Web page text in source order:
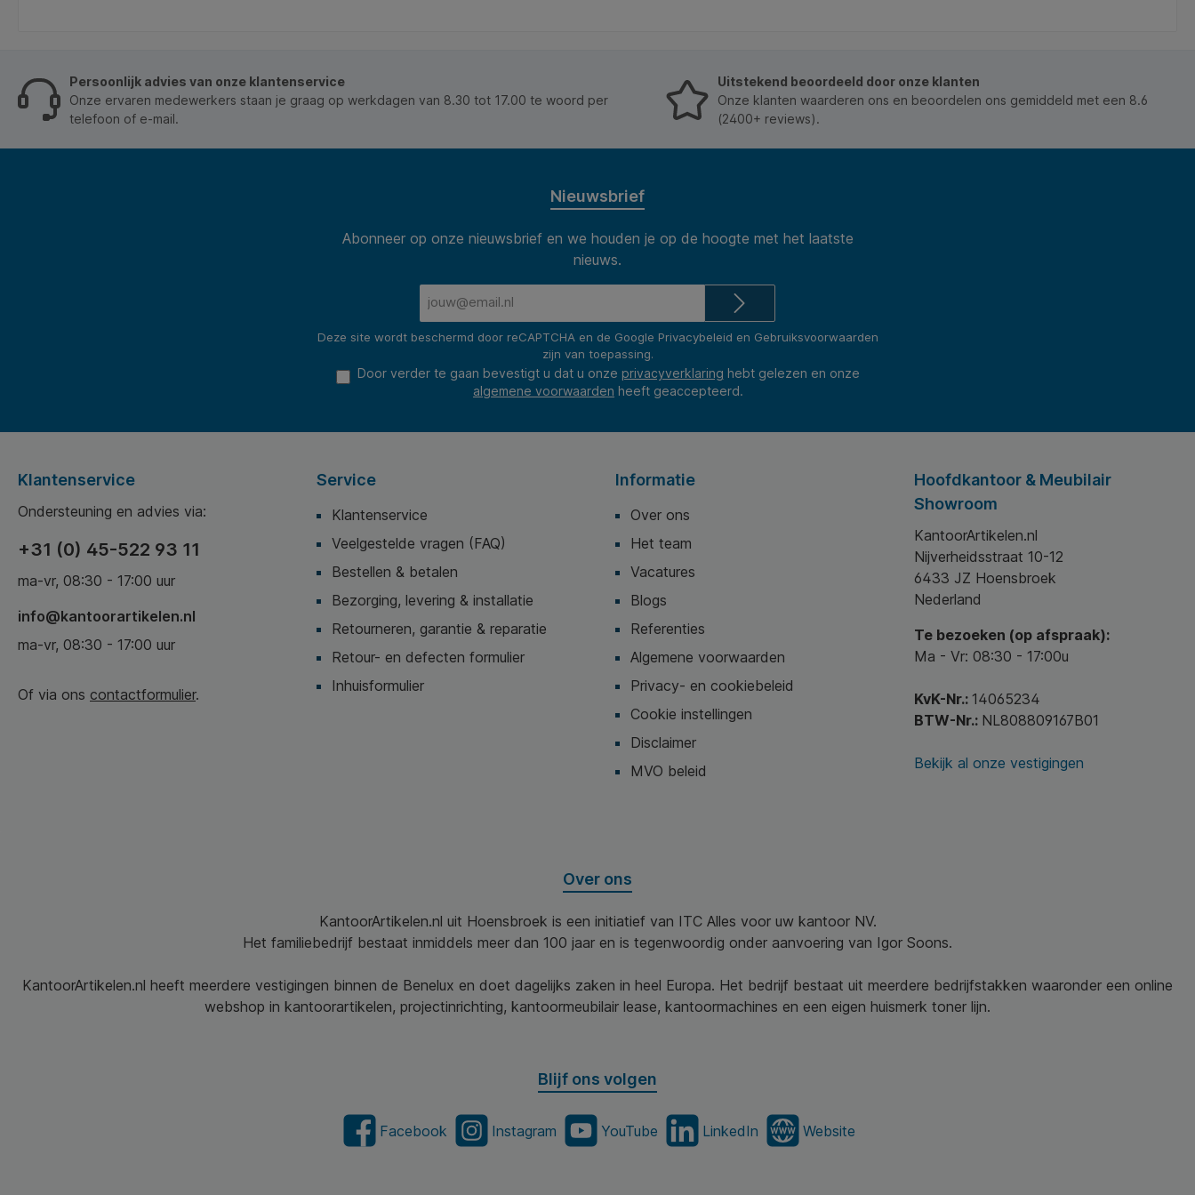
Persoonlijk advies van onze klantenservice
Onze ervaren medewerkers staan je graag op werkdagen van 8.30 tot 17.00 te woord per
telefoon of e-mail.
Uitstekend beoordeeld door onze klanten
Onze klanten waarderen ons en beoordelen ons gemiddeld met een 8.6
(2400+ reviews).
Nieuwsbrief
Abonneer op onze nieuwsbrief en we houden je op de hoogte met het laatste
nieuws.
Deze site wordt beschermd door reCAPTCHA en de Google Privacybeleid en Gebruiksvoorwaarden
zijn van toepassing.
Door verder te gaan bevestigt u dat u onze privacyverklaring hebt gelezen en onze
algemene voorwaarden heeft geaccepteerd.
Klantenservice
Ondersteuning en advies via:
+31 (0) 45-522 93 11
ma-vr, 08:30 - 17:00 uur
info@kantoorartikelen.nl
ma-vr, 08:30 - 17:00 uur
Of via ons contactformulier.
Service
Klantenservice
Veelgestelde vragen (FAQ)
Bestellen & betalen
Bezorging, levering & installatie
Retourneren, garantie & reparatie
Retour- en defecten formulier
Inhuisformulier
Informatie
Over ons
Het team
Vacatures
Blogs
Referenties
Algemene voorwaarden
Privacy- en cookiebeleid
Cookie instellingen
Disclaimer
MVO beleid
Hoofdkantoor & Meubilair
Showroom
KantoorArtikelen.nl
Nijverheidsstraat 10-12
6433 JZ Hoensbroek
Nederland
Te bezoeken (op afspraak):
Ma - Vr: 08:30 - 17:00u
KvK-Nr.: 14065234
BTW-Nr.: NL808809167B01
Bekijk al onze vestigingen
Over ons
KantoorArtikelen.nl uit Hoensbroek is een initiatief van ITC Alles voor uw kantoor NV.
Het familiebedrijf bestaat inmiddels meer dan 100 jaar en is tegenwoordig onder aanvoering van Igor Soons.
KantoorArtikelen.nl heeft meerdere vestigingen binnen de Benelux en doet dagelijks zaken in heel Europa. Het bedrijf bestaat uit meerdere bedrijfstakken waaronder een online
webshop in kantoorartikelen, projectinrichting, kantoormeubilair lease, kantoormachines en een eigen huismerk toner lijn.
Blijf ons volgen
Facebook Instagram YouTube LinkedIn Website